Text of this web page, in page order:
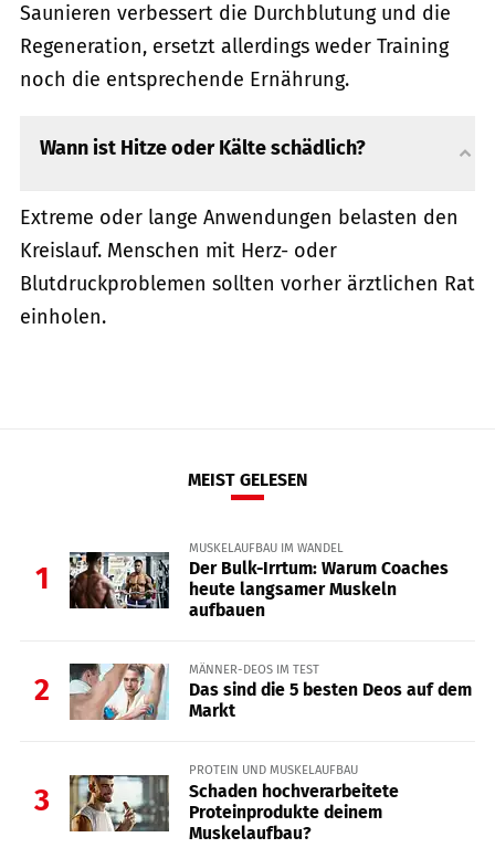
Saunieren verbessert die Durchblutung und die
Regeneration, ersetzt allerdings weder Training
noch die entsprechende Ernährung.
Wann ist Hitze oder Kälte schädlich?
Extreme oder lange Anwendungen belasten den
Kreislauf. Menschen mit Herz- oder
Blutdruckproblemen sollten vorher ärztlichen Rat
einholen.
MEIST GELESEN
1
MUSKELAUFBAU IM WANDEL
Der Bulk-Irrtum: Warum Coaches
heute langsamer Muskeln
aufbauen
2
MÄNNER-DEOS IM TEST
Das sind die 5 besten Deos auf dem
Markt
3
PROTEIN UND MUSKELAUFBAU
Schaden hochverarbeitete
Proteinprodukte deinem
Muskelaufbau?